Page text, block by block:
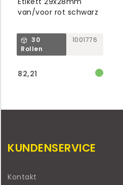
van/voor rot schwarz
30
Rollen
1001776
82,21
KUNDENSERVICE
Kontakt